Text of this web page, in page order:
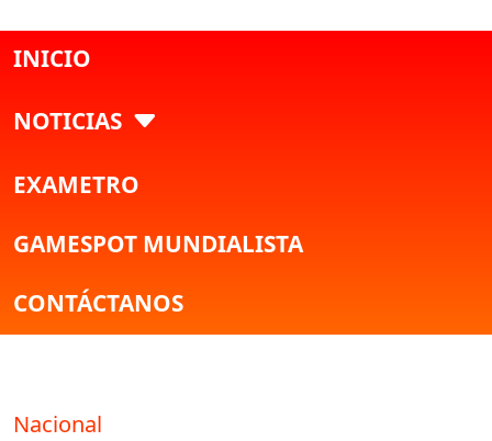
INICIO
NOTICIAS
EXAMETRO
GAMESPOT MUNDIALISTA
CONTÁCTANOS
Nacional